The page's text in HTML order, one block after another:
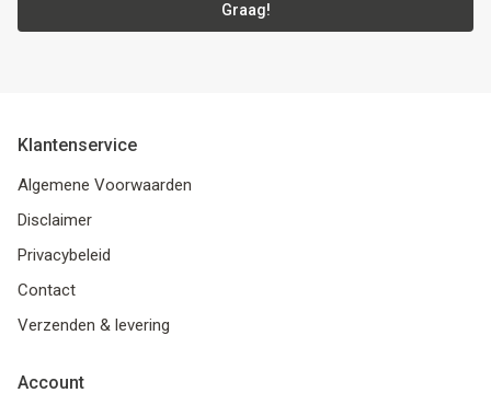
Graag!
Klantenservice
Algemene Voorwaarden
Disclaimer
Privacybeleid
Contact
Verzenden & levering
Account